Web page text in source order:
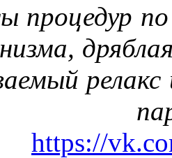
процедур
https://